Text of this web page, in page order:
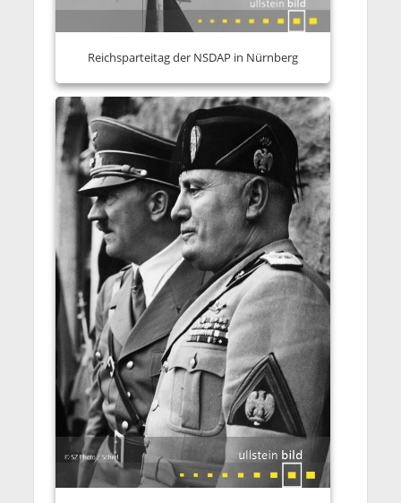
Reichsparteitag der NSDAP in Nürnberg